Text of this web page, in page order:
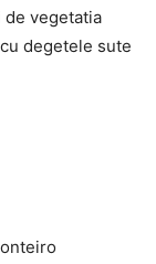
vegetatia
degetele sute